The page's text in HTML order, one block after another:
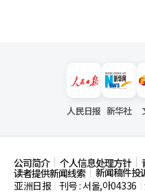
人民日报 新华社
公司简介 个人信息处理方针
读者提供新闻线索
新闻稿件投
亚洲日报
刊号 : 서울,아04336